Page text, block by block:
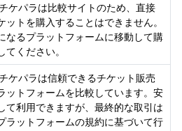
ケパラは比較サイトのため、直接
ットを購入することはできません。
なるプラットフォームに移動して購
てください。
ケパラは信頼できるチケット販売
ットフォームを比較しています。安
て利用できますが、最終的な取引は
ラットフォームの規約に基づいて行